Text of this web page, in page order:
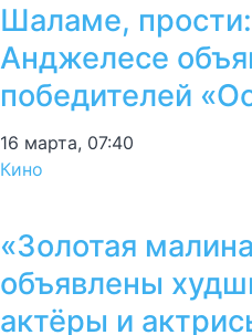
Шаламе,
Анджелесе
победителей
16 марта, 07:40
Кино
«Золотая
объявлены
актёры и